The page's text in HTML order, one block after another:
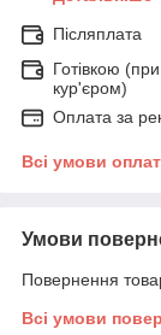
Післяплата
Готівкою
кур'єром)
Оплата за
Всі умови
Умови
Повернення
Всі умови